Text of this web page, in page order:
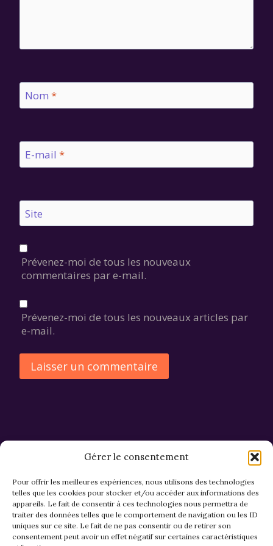
Gérer le consentement
Pour offrir les meilleures expériences, nous utilisons des technologies
telles que les cookies pour stocker et/ou accéder aux informations des
appareils. Le fait de consentir à ces technologies nous permettra de
traiter des données telles que le comportement de navigation ou les ID
uniques sur ce site. Le fait de ne pas consentir ou de retirer son
consentement peut avoir un effet négatif sur certaines caractéristiques
Nom *
E-mail *
Site
Prévenez-moi de tous les nouveaux
commentaires par e-mail.
Prévenez-moi de tous les nouveaux articles par
e-mail.
CGV et Retours